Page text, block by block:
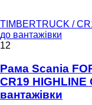
TIMBERTRUCK /
до вантажівки
12
Рама Scania
CR19 HIGHLINE
вантажівки